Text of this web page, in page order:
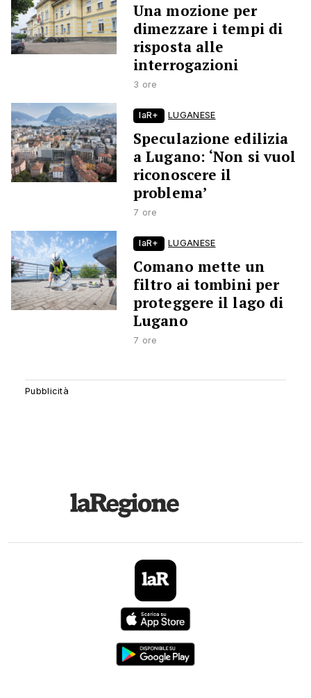
Una mozione per
dimezzare i tempi di
risposta alle
interrogazioni
3 ore
laR+ LUGANESE
Speculazione edilizia
a Lugano: ‘Non si vuol
riconoscere il
problema’
7 ore
laR+ LUGANESE
Comano mette un
filtro ai tombini per
proteggere il lago di
Lugano
7 ore